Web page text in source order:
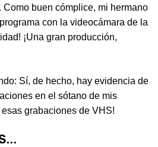
Como buen cómplice, mi hermano
con la videocámara de la
¡Una gran producción,
Sí, de hecho, hay evidencia de
en el sótano de mis
grabaciones de VHS!